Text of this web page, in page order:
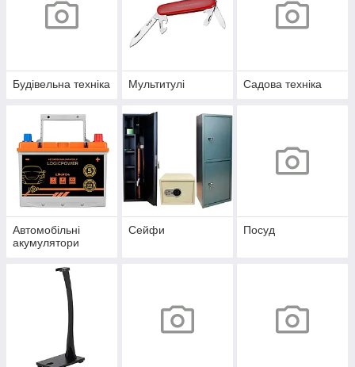
Будівельна техніка Мультитулі Садова техніка
Автомобільні
акумулятори
Сейфи Посуд